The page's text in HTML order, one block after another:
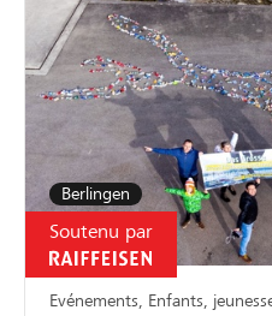
Berlingen
Soutenu par
Evénements, Enfants,